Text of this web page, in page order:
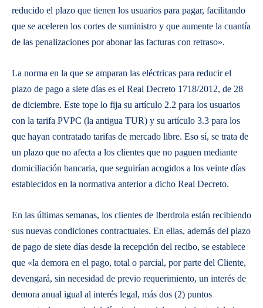
reducido el plazo que tienen los usuarios para pagar, facilitando
que se aceleren los cortes de suministro y que aumente la cuantía
de las penalizaciones por abonar las facturas con retraso».
La norma en la que se amparan las eléctricas para reducir el
plazo de pago a siete días es el Real Decreto 1718/2012, de 28
de diciembre. Este tope lo fija su artículo 2.2 para los usuarios
con la tarifa PVPC (la antigua TUR) y su artículo 3.3 para los
que hayan contratado tarifas de mercado libre. Eso sí, se trata de
un plazo que no afecta a los clientes que no paguen mediante
domiciliación bancaria, que seguirían acogidos a los veinte días
establecidos en la normativa anterior a dicho Real Decreto.
En las últimas semanas, los clientes de Iberdrola están recibiendo
sus nuevas condiciones contractuales. En ellas, además del plazo
de pago de siete días desde la recepción del recibo, se establece
que «la demora en el pago, total o parcial, por parte del Cliente,
devengará, sin necesidad de previo requerimiento, un interés de
demora anual igual al interés legal, más dos (2) puntos